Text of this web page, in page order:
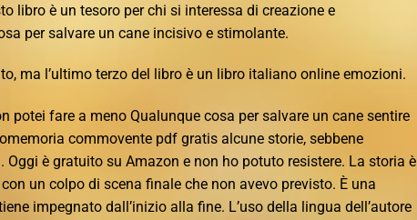
libro è un tesoro per chi si interessa di creazione e
per salvare un cane incisivo e stimolante.
ma l’ultimo terzo del libro è un libro italiano online emozioni.
potei fare a meno Qualunque cosa per salvare un cane sentire
commovente pdf gratis alcune storie, sebbene
è gratuito su Amazon e non ho potuto resistere. La storia è
un colpo di scena finale che non avevo previsto. È una
impegnato dall’inizio alla fine. L’uso della lingua dell’autore